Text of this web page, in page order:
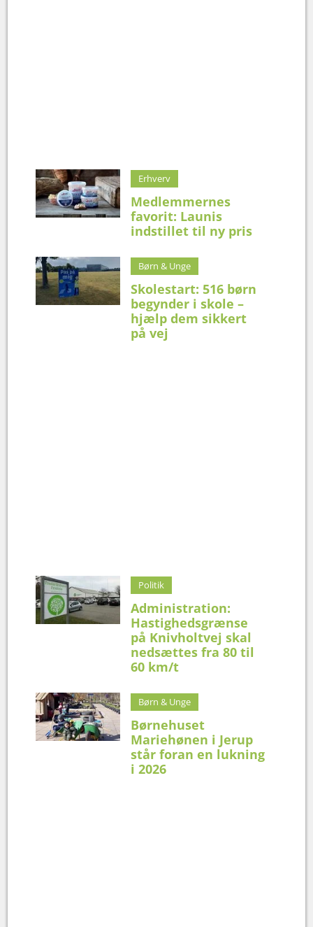
Erhverv
Medlemmernes
favorit: Launis
indstillet til ny pris
Børn & Unge
Skolestart: 516 børn
begynder i skole –
hjælp dem sikkert
på vej
Politik
Administration:
Hastighedsgrænse
på Knivholtvej skal
nedsættes fra 80 til
60 km/t
Børn & Unge
Børnehuset
Mariehønen i Jerup
står foran en lukning
i 2026